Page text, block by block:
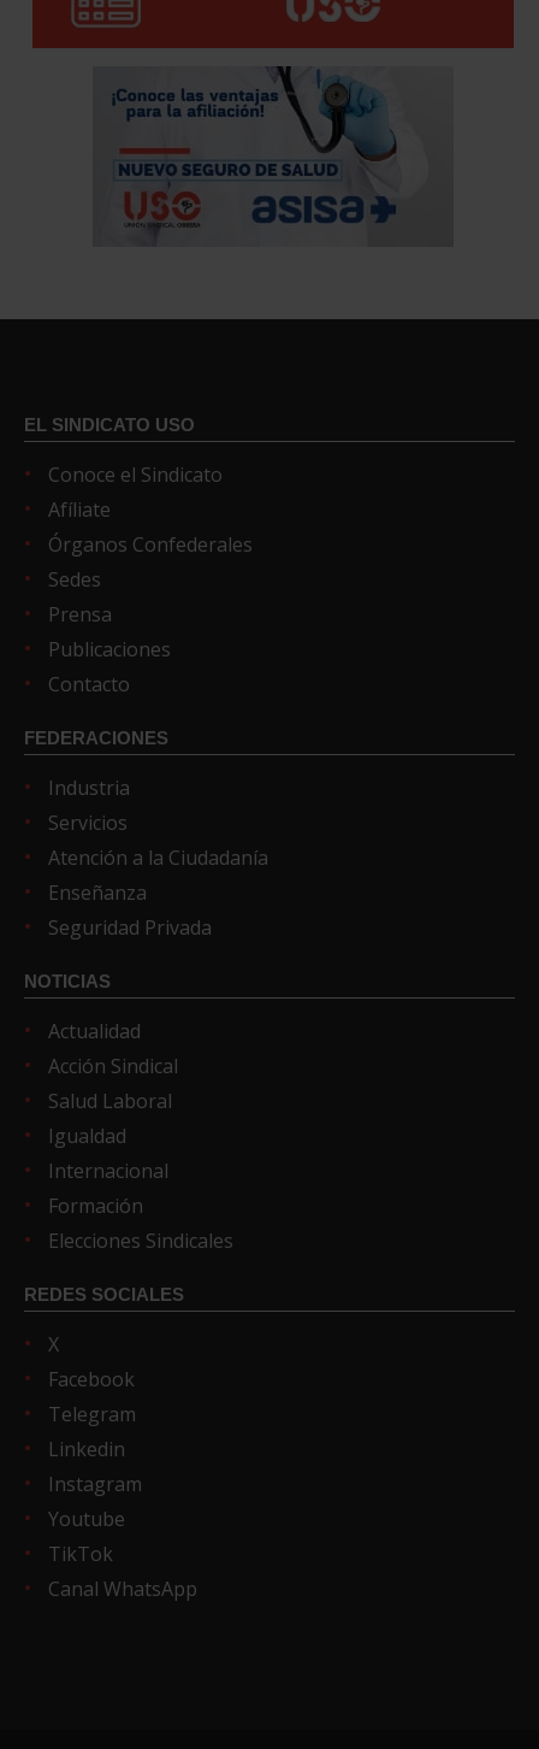
EL SINDICATO USO
Conoce el Sindicato
Afíliate
Órganos Confederales
Sedes
Prensa
Publicaciones
Contacto
FEDERACIONES
Industria
Servicios
Atención a la Ciudadanía
Enseñanza
Seguridad Privada
NOTICIAS
Actualidad
Acción Sindical
Salud Laboral
Igualdad
Internacional
Formación
Elecciones Sindicales
REDES SOCIALES
X
Facebook
Telegram
Linkedin
Instagram
Youtube
TikTok
Canal WhatsApp